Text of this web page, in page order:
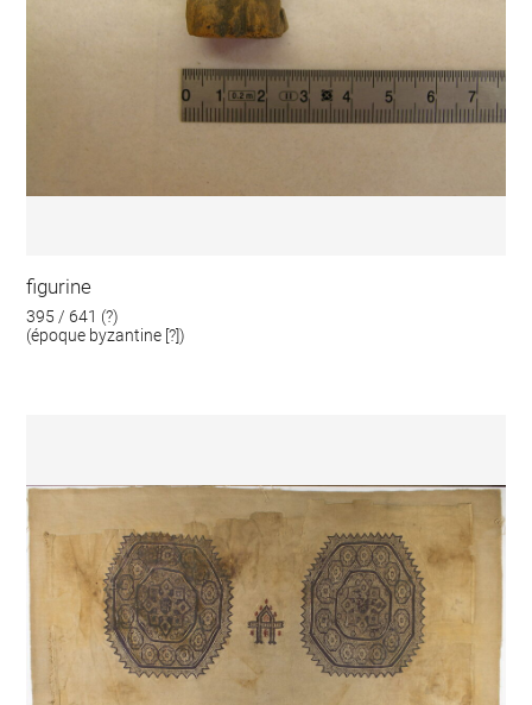
figurine
395 / 641 (?)
(époque byzantine [?])